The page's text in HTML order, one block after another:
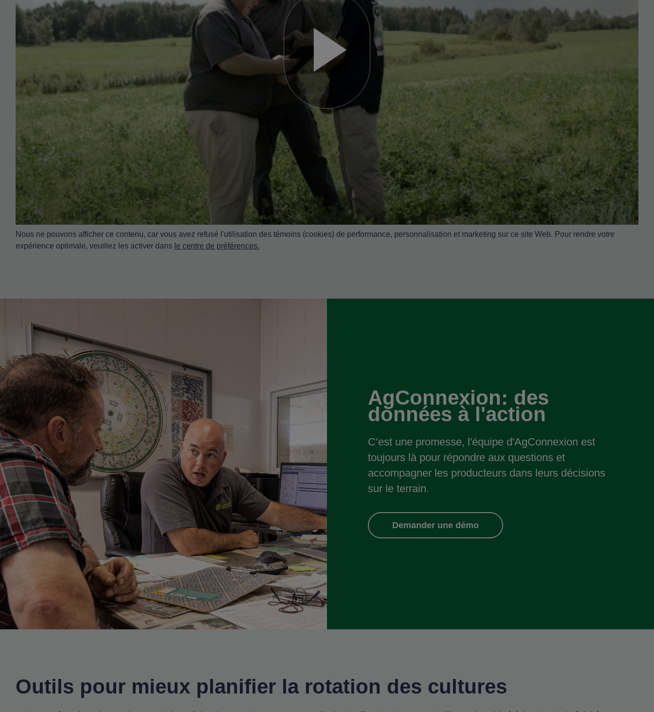
Nous ne pouvons afficher ce contenu, car vous avez refusé l'utilisation des témoins (cookies) de performance, personnalisation et marketing sur ce site Web. Pour rendre votre
expérience optimale, veuillez les activer dans le centre de préférences.
AgConnexion: des
données à l'action
C’est une promesse, l'équipe d'AgConnexion est
toujours là pour répondre aux questions et
accompagner les producteurs dans leurs décisions
sur le terrain.
Demander une démo
Outils pour mieux planifier la rotation des cultures